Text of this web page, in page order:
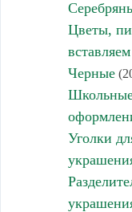
Цветы,
Черные
Уголки